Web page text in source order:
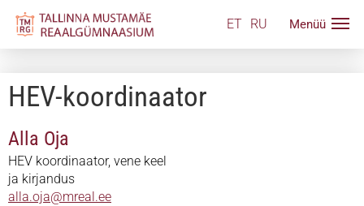
ET RU
HEV-koordinaator
Alla Oja
HEV koordinaator, vene keel
ja kirjandus
alla.oja@mreal.ee